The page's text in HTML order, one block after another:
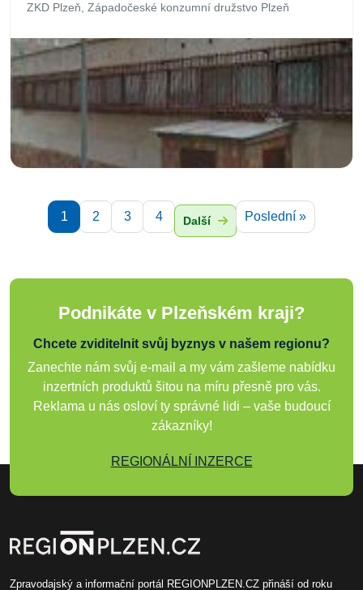
ZKD Plzeň, Západočeské konzumní družstvo Plzeň
1 2 3 4 Další Poslední »
Podnikáte v Plzeňském kraji?
Chcete zviditelnit svůj byznys v našem regionu?
Zanechte nám svůj e-mail a my vám zašleme nabídku
inzertních produktů šitou na míru přesně pro vás.
Reklama u nás osloví ty správné lidi – vaše budoucí
zákazníky!
REGIONÁLNÍ INZERCE
Zpravodajský a informační portál REGIONPLZEN.CZ přináší od roku